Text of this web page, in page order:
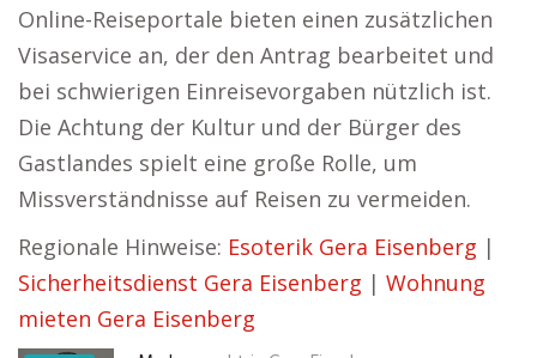
Online-Reiseportale bieten einen zusätzlichen
Visaservice an, der den Antrag bearbeitet und
bei schwierigen Einreisevorgaben nützlich ist.
Die Achtung der Kultur und der Bürger des
Gastlandes spielt eine große Rolle, um
Missverständnisse auf Reisen zu vermeiden.
Regionale Hinweise: Esoterik Gera Eisenberg |
Sicherheitsdienst Gera Eisenberg | Wohnung
mieten Gera Eisenberg